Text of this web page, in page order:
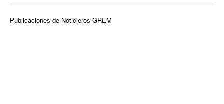
Publicaciones de Noticieros GREM